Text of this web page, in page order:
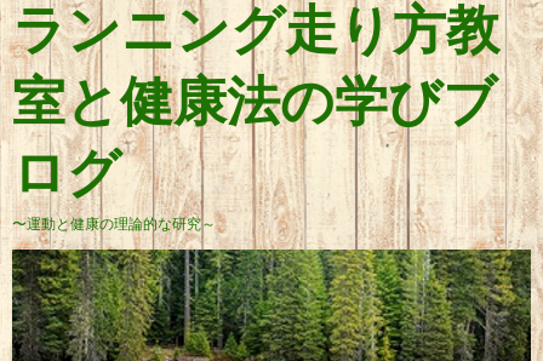
ランニング走り方教
室と健康法の学びブ
ログ
〜運動と健康の理論的な研究～